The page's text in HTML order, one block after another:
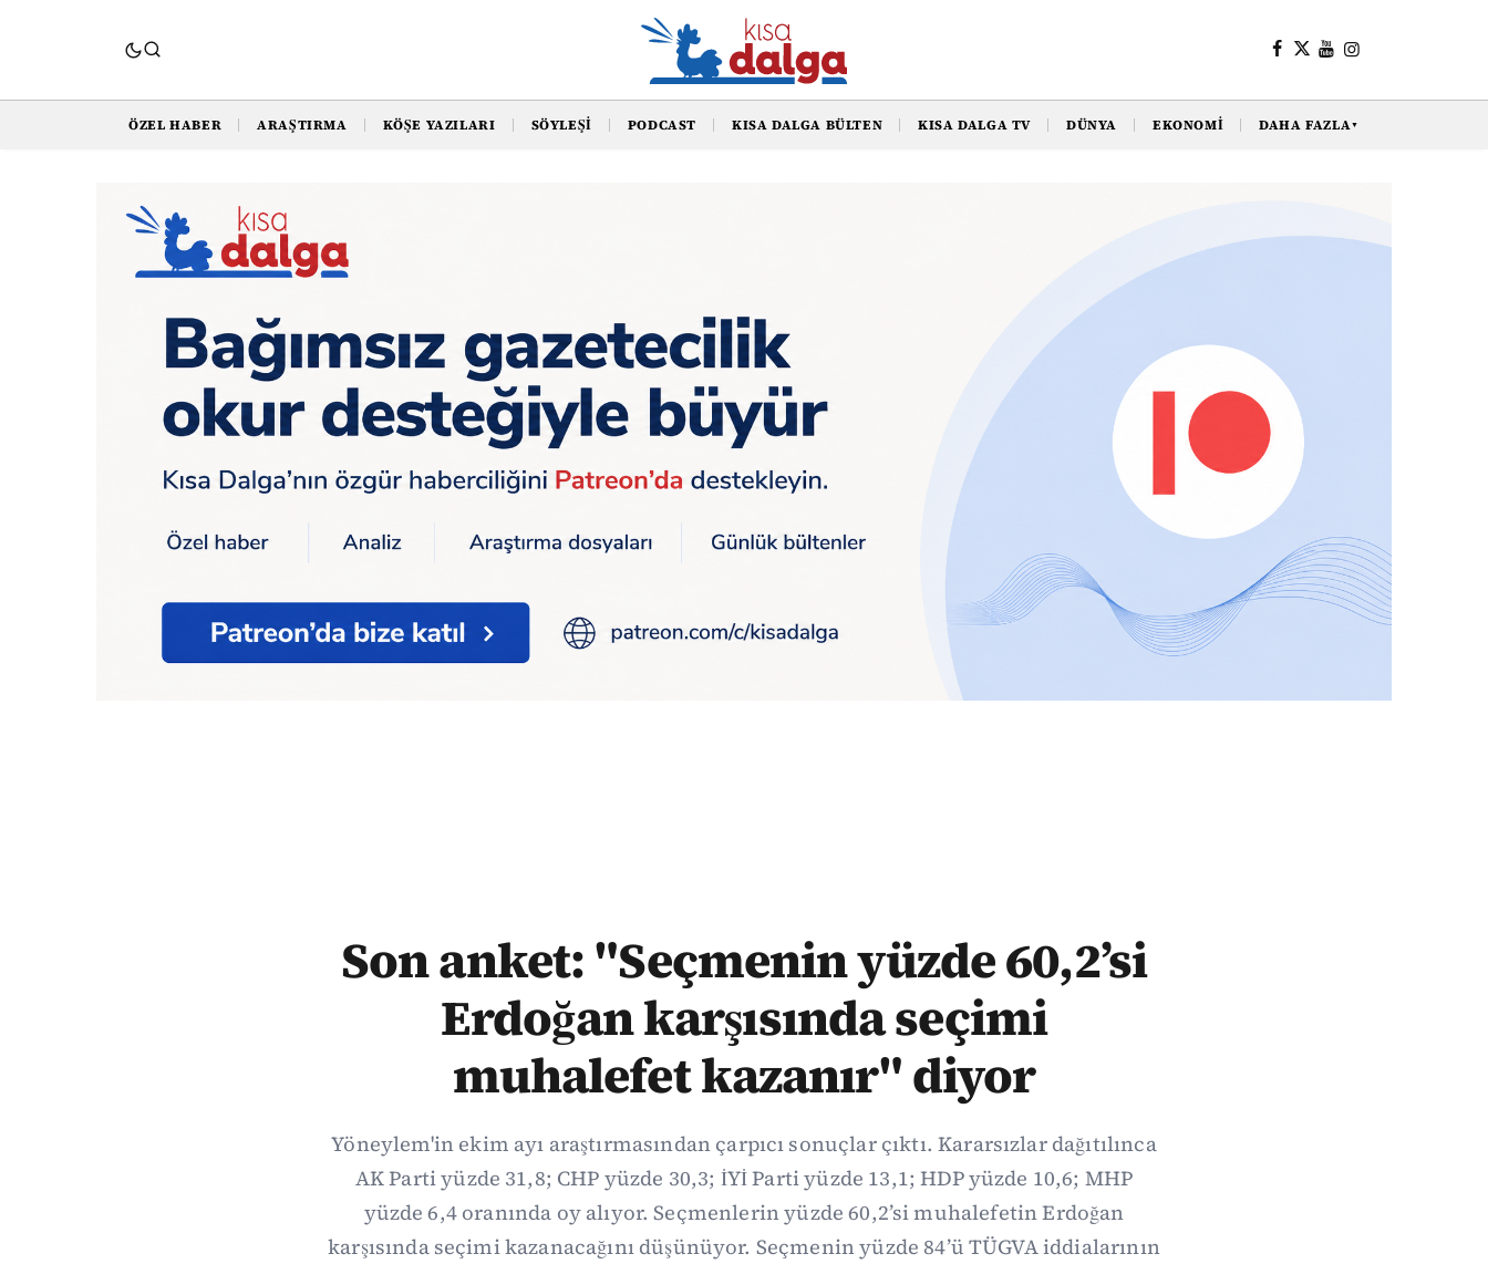
ÖZEL HABER ARAŞTIRMA KÖŞE YAZILARI SÖYLEŞI PODCAST KISA DALGA BÜLTEN KISA DALGA TV DÜNYA EKONOMI DAHA FAZLA▼
Son anket: "Seçmenin yüzde 60,2’si
Erdoğan karşısında seçimi
muhalefet kazanır" diyor
Yöneylem'in ekim ayı araştırmasından çarpıcı sonuçlar çıktı. Kararsızlar dağıtılınca
AK Parti yüzde 31,8; CHP yüzde 30,3; İYİ Parti yüzde 13,1; HDP yüzde 10,6; MHP
yüzde 6,4 oranında oy alıyor. Seçmenlerin yüzde 60,2’si muhalefetin Erdoğan
karşısında seçimi kazanacağını düşünüyor. Seçmenin yüzde 84’ü TÜGVA iddialarının